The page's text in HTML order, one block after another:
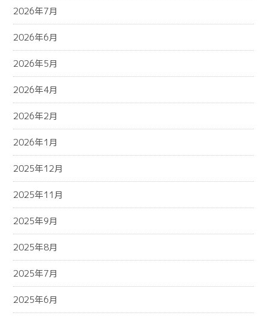
2026年7月
2026年6月
2026年5月
2026年4月
2026年2月
2026年1月
2025年12月
2025年11月
2025年9月
2025年8月
2025年7月
2025年6月